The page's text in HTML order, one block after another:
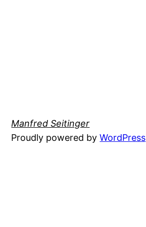
Manfred Seitinger
Proudly powered byWordPress